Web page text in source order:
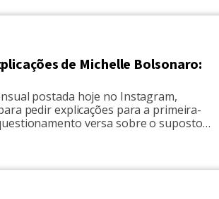
de Michelle Bolsonaro:
postada hoje no Instagram,
pedir explicações para a primeira-
versa sobre o suposto